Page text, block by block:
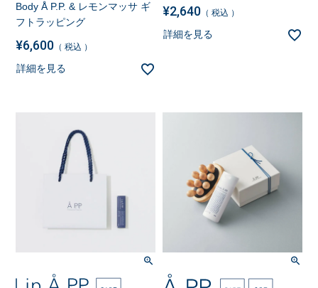
Body Å P.P. & レモンマッサ ギ
フトラッピング
¥6,600 税込
詳細を見る
¥2,640 税込
詳細を見る